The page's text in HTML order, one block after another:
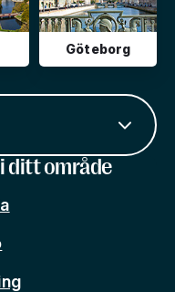
Göteborg
ditt område